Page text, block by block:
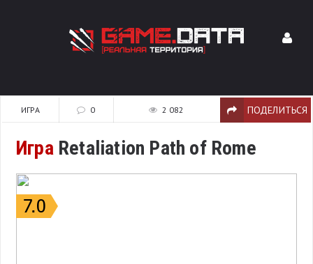
ИГРА 0 2 082 ПОДЕЛИТЬСЯ
ИграRetaliation Path of Rome